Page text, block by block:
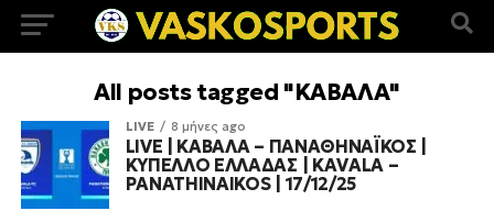
All posts tagged "ΚΑΒΑΛΑ"
LIVE 8 μήνες ago
LIVE | ΚΑΒΑΛΑ – ΠΑΝΑΘΗΝΑΪΚΟΣ |
ΚΥΠΕΛΛΟ ΕΛΛΑΔΑΣ | KAVALA –
PANATHINAIKOS | 17/12/25